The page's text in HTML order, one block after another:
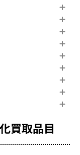
買取品目